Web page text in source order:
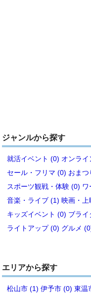
ジャンルから探す
就活イベント (0) オンラ
セール・フリマ (0) おまつ
スポーツ観戦・体験 (0) ワ
音楽・ライブ (1) 映画・上
キッズイベント (0) ブライ
ライトアップ (0) グルメ
エリアから探す
松山市 (1) 伊予市 (0) 東温